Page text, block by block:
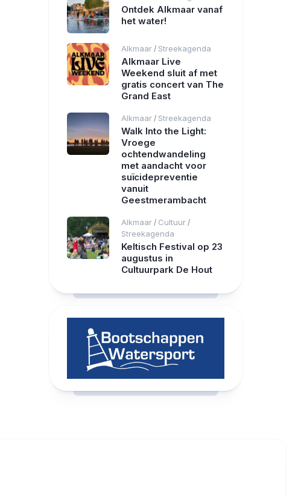
Ontdek Alkmaar vanaf
het water!
Alkmaar / Streekagenda
Alkmaar Live
Weekend sluit af met
gratis concert van The
Grand East
Alkmaar / Streekagenda
Walk Into the Light:
Vroege
ochtendwandeling
met aandacht voor
suïcidepreventie
vanuit
Geestmerambacht
Alkmaar / Cultuur /
Streekagenda
Keltisch Festival op 23
augustus in
Cultuurpark De Hout